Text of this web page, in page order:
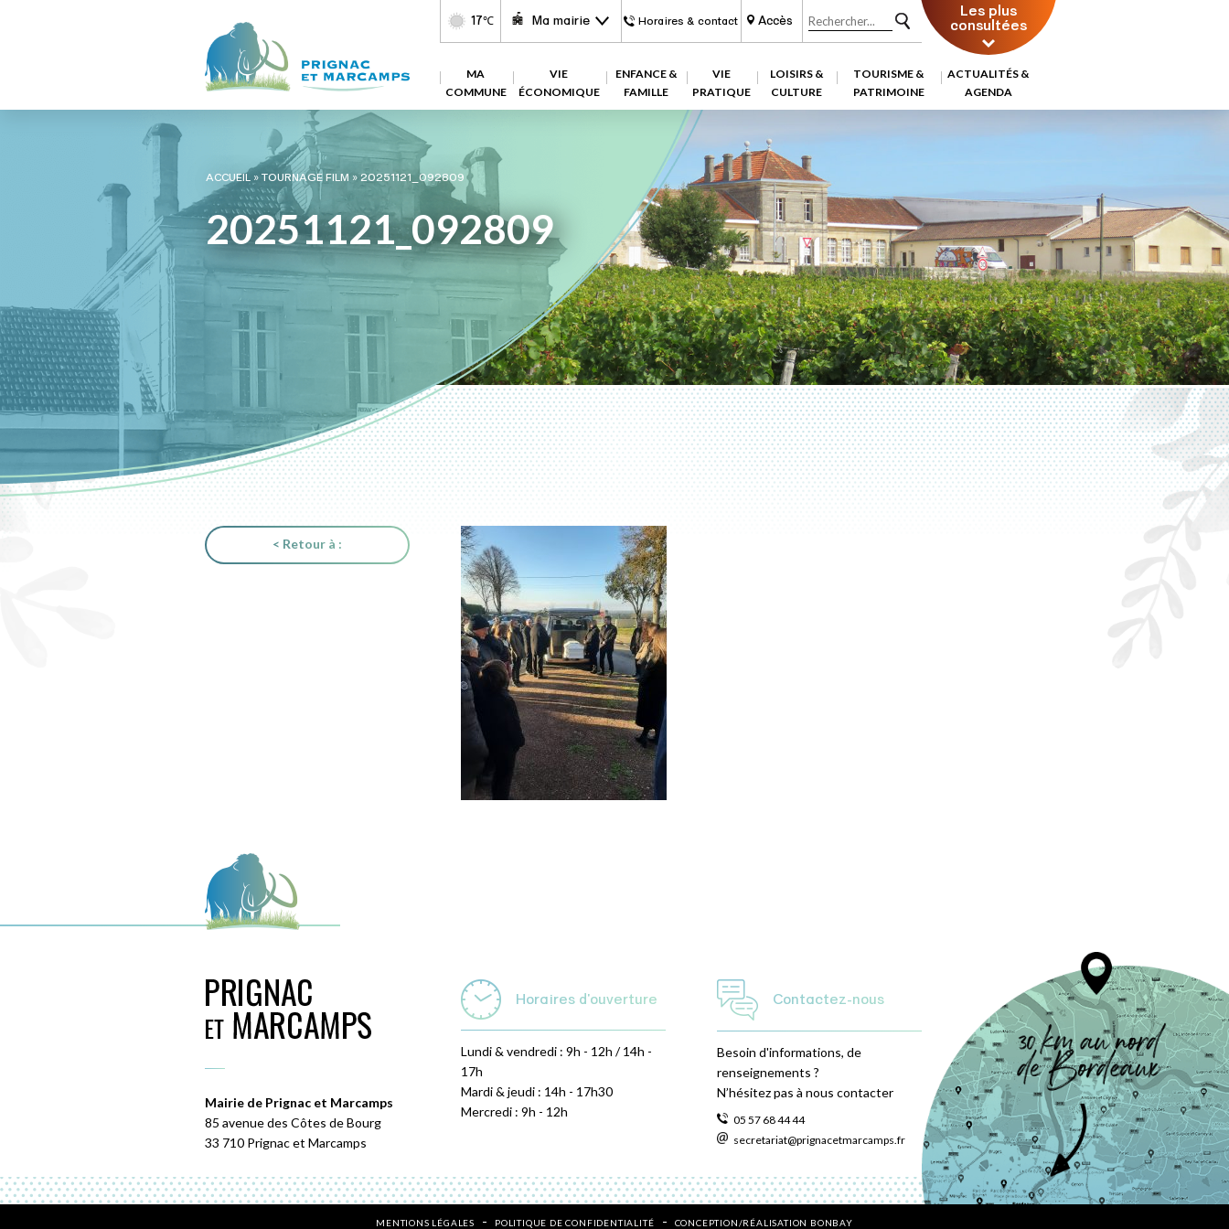
17℃ Ma mairie Horaires & contact Accès Les plus
consultées
MA
COMMUNE
VIE
ÉCONOMIQUE
ENFANCE &
FAMILLE
VIE
PRATIQUE
LOISIRS &
CULTURE
TOURISME &
PATRIMOINE
ACTUALITÉS &
AGENDA
ACCUEIL»TOURNAGE FILM »20251121_092809
20251121_092809
< Retour à :
Mairie de Prignac et Marcamps
85 avenue des Côtes de Bourg
33 710 Prignac et Marcamps
Horaires d'ouverture
Lundi & vendredi : 9h - 12h / 14h -
17h
Mardi & jeudi : 14h - 17h30
Mercredi : 9h - 12h
Contactez-nous
Besoin d'informations, de
renseignements ?
N’hésitez pas à nous contacter
05 57 68 44 44
secretariat@prignacetmarcamps.fr
MENTIONS LÉGALES POLITIQUE DE CONFIDENTIALITÉ CONCEPTION/RÉALISATION BONBAY